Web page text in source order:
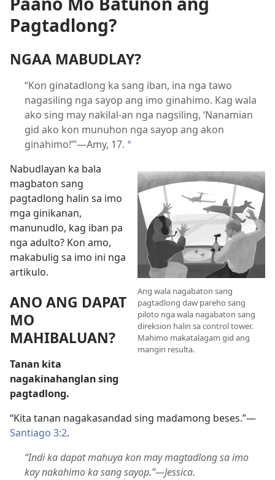
Pagtadlong?
NGAA MABUDLAY?
“Kon ginatadlong ka sang iban, ina nga tawo
nagasiling nga sayop ang imo ginahimo. Kag wala
ako sing may nakilal-an nga nagsiling, ‘Nanamian
gid ako kon munuhon nga sayop ang akon
ginahimo!’”—Amy, 17. *
Ang wala nagabaton sang
pagtadlong daw pareho sang
piloto nga wala nagabaton sang
direksion halin sa control tower.
Mahimo makatalagam gid ang
mangin resulta.
Nabudlayan ka bala
magbaton sang
pagtadlong halin sa imo
mga ginikanan,
manunudlo, kag iban pa
nga adulto? Kon amo,
makabulig sa imo ini nga
artikulo.
ANO ANG DAPAT
MO
MAHIBALUAN?
Tanan kita
nagakinahanglan sing
pagtadlong.
“Kita tanan nagakasandad sing madamong beses.”—
Santiago 3:2.
“Indi ka dapat mahuya kon may magtadlong sa imo
kay nakahimo ka sang sayop.”—Jessica.